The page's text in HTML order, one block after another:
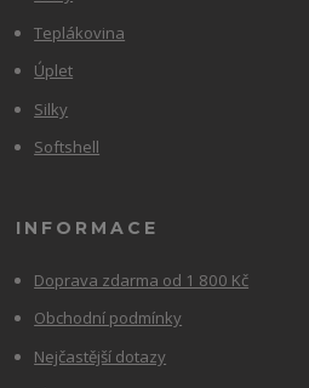
Teplákovina
Úplet
Silky
Softshell
INFORMACE
Doprava zdarma od 1 800 Kč
Obchodní podmínky
Nejčastější dotazy